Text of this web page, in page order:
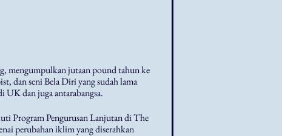
mengumpulkan jutaan pound tahun ke
dan seni Bela Diri yang sudah lama
UK dan juga antarabangsa.
Program Pengurusan Lanjutan di The
perubahan iklim yang diserahkan